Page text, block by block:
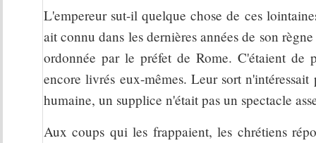
L'empereur sut-il quelque chose de ces
ait connu dans les dernières années de son
ordonnée par le préfet de Rome. C'étaient de
encore livrés eux-mêmes. Leur sort
humaine, un supplice n'était pas un spectacle
Aux coups qui les frappaient, les chrétiens